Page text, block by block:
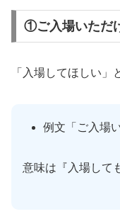
①ご入場いただ
「入場してほしい
例文「ご入場
意味は『入場して